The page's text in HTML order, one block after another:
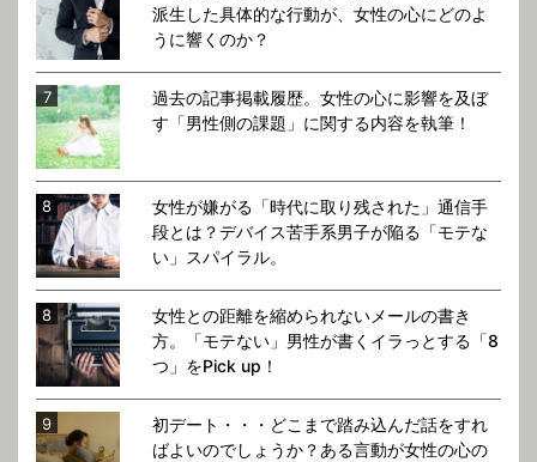
派生した具体的な行動が、女性の心にどのよ
うに響くのか？
過去の記事掲載履歴。女性の心に影響を及ぼ
す「男性側の課題」に関する内容を執筆！
女性が嫌がる「時代に取り残された」通信手
段とは？デバイス苦手系男子が陥る「モテな
い」スパイラル。
女性との距離を縮められないメールの書き
方。「モテない」男性が書くイラっとする「8
つ」をPick up！
初デート・・・どこまで踏み込んだ話をすれ
ばよいのでしょうか？ある言動が女性の心の